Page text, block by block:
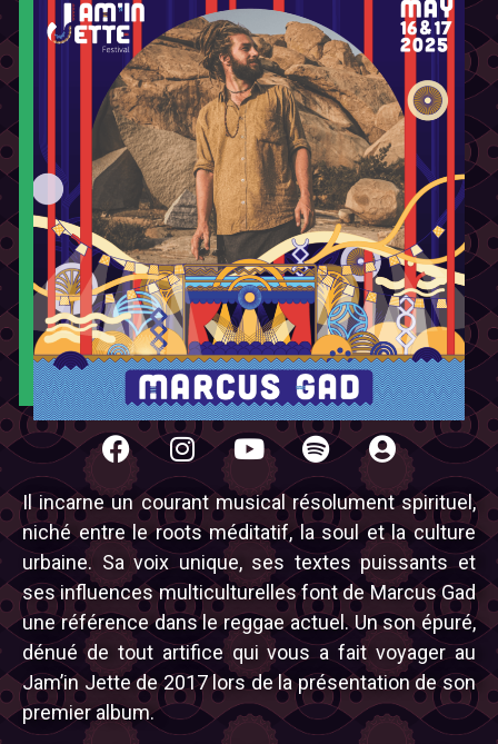
Il incarne un courant musical résolument spirituel,
niché entre le roots méditatif, la soul et la culture
urbaine. Sa voix unique, ses textes puissants et
ses influences multiculturelles font de Marcus Gad
une référence dans le reggae actuel. Un son épuré,
dénué de tout artifice qui vous a fait voyager au
Jam’in Jette de 2017 lors de la présentation de son
premier album.